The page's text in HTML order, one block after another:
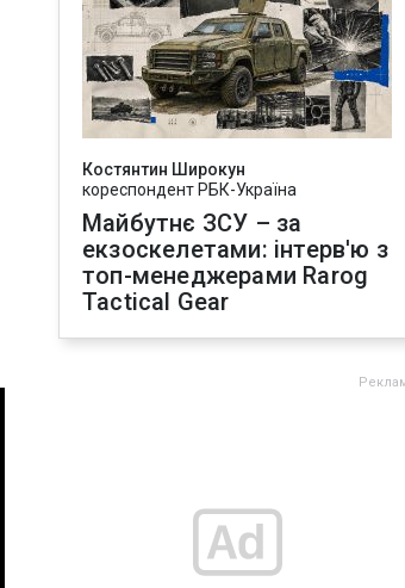
Костянтин Широкун
кореспондент РБК-Україна
Майбутнє ЗСУ – за
екзоскелетами: інтерв'ю з
топ-менеджерами Rarog
Tactical Gear